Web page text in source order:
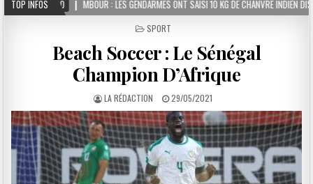
TOP INFOS
: LES GENDARMES ONT SAISI 10 KG DE CHANVRE INDIEN DISSIMULÉS DANS LE COFFRE
POSTED
SPORT
Beach Soccer : Le Sénégal
Champion D’Afrique
LA RÉDACTION 29/05/2021